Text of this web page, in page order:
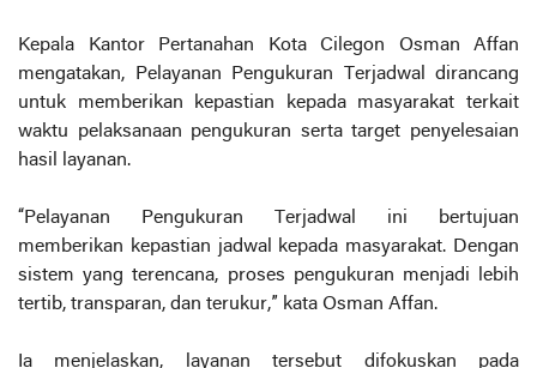
Kepala Kantor Pertanahan Kota Cilegon Osman Affan
mengatakan, Pelayanan Pengukuran Terjadwal dirancang
untuk memberikan kepastian kepada masyarakat terkait
waktu pelaksanaan pengukuran serta target penyelesaian
hasil layanan.
“Pelayanan Pengukuran Terjadwal ini bertujuan
memberikan kepastian jadwal kepada masyarakat. Dengan
sistem yang terencana, proses pengukuran menjadi lebih
tertib, transparan, dan terukur,” kata Osman Affan.
Ia menjelaskan, layanan tersebut difokuskan pada